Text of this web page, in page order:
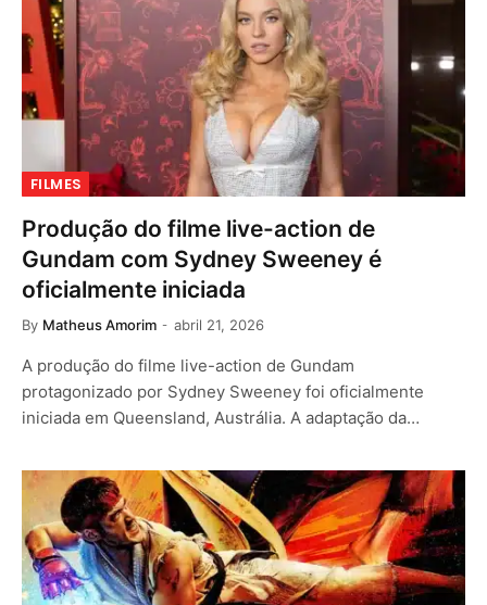
FILMES
Produção do filme live-action de
Gundam com Sydney Sweeney é
oficialmente iniciada
By Matheus Amorim abril 21, 2026
A produção do filme live-action de Gundam
protagonizado por Sydney Sweeney foi oficialmente
iniciada em Queensland, Austrália. A adaptação da…